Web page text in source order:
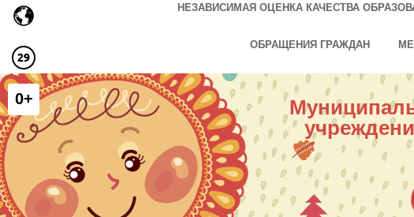
НЕЗАВИСИМАЯ ОЦЕНКА КАЧЕСТВА
ОБРАЩЕНИЯ ГРАЖДАН
0+